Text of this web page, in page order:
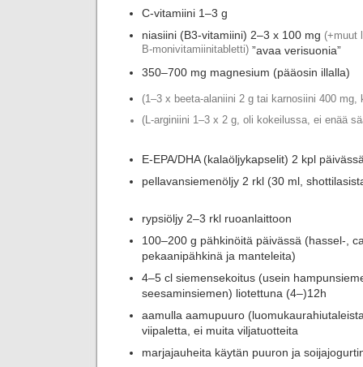
C-vitamiini 1–3 g
niasiini (B3-vitamiini) 2–3 x 100 mg (+muut
B-monivitamiinitabletti) ”avaa verisuonia”
350–700 mg magnesium (pääosin illalla)
(1–3 x beeta-alaniini 2 g tai karnosiini 400
(L-arginiini 1–3 x 2 g, oli kokeilussa, ei enää
E-EPA/DHA (kalaöljykapselit) 2 kpl
pellavansiemenöljy 2 rkl (30 ml,
rypsiöljy 2–3 rkl ruoanlaittoon
100–200 g pähkinöitä päivässä (hassel-,
pekaanipähkinä ja manteleita)
4–5 cl siemensekoitus (usein
seesaminsiemen) liotettuna (4–)12h
aamulla aamupuuro
viipaletta, ei muita viljatuotteita
marjajauheita käytän puuron ja